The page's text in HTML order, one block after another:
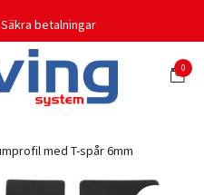
betalningar
0
med T-spår 6mm